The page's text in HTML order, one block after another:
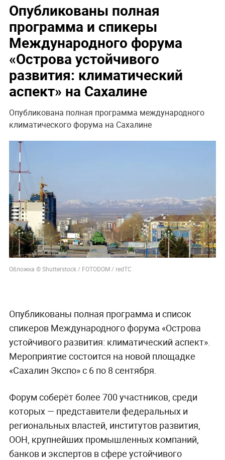
Опубликованы полная
программа и спикеры
Международного форума
«Острова устойчивого
развития: климатический
аспект» на Сахалине
Опубликована полная программа международного
климатического форума на Сахалине
Обложка © Shutterstock / FOTODOM / redTC
Опубликованы полная программа и список
спикеров Международного форума «Острова
устойчивого развития: климатический аспект».
Мероприятие состоится на новой площадке
«Сахалин Экспо» с 6 по 8 сентября.
Форум соберёт более 700 участников, среди
которых — представители федеральных и
региональных властей, институтов развития,
ООН, крупнейших промышленных компаний,
банков и экспертов в сфере устойчивого